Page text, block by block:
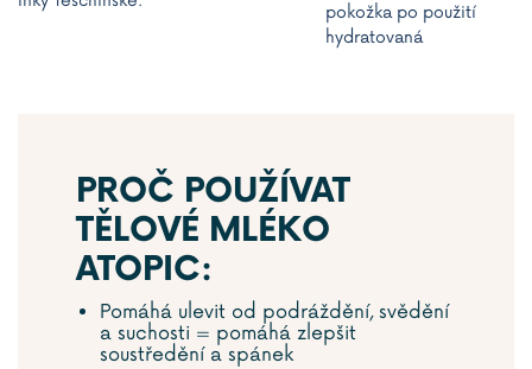
pokožka po použití
hydratovaná
PROČ POUŽÍVAT
TĚLOVÉ MLÉKO
ATOPIC:
Pomáhá ulevit od podráždění, svědění
a suchosti = pomáhá zlepšit
soustředění a spánek